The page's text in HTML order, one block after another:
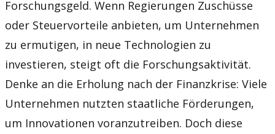
Forschungsgeld. Wenn Regierungen Zuschüsse
oder Steuervorteile anbieten, um Unternehmen
zu ermutigen, in neue Technologien zu
investieren, steigt oft die Forschungsaktivität.
Denke an die Erholung nach der Finanzkrise: Viele
Unternehmen nutzten staatliche Förderungen,
um Innovationen voranzutreiben. Doch diese